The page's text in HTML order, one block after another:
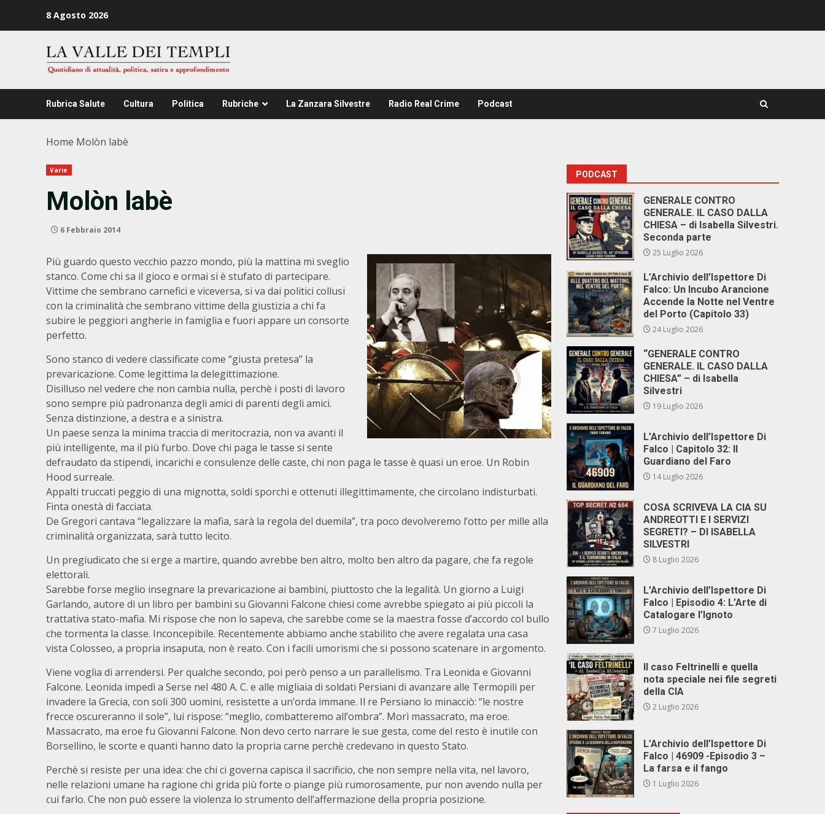
8 Agosto 2026
Rubrica Salute Cultura Politica Rubriche La Zanzara Silvestre Radio Real Crime Podcast
Home Molòn labè
Varie
Molòn labè
6 Febbraio 2014
Più guardo questo vecchio pazzo mondo, più la mattina mi sveglio
stanco. Come chi sa il gioco e ormai si è stufato di partecipare.
Vittime che sembrano carnefici e viceversa, si va dai politici collusi
con la criminalità che sembrano vittime della giustizia a chi fa
subire le peggiori angherie in famiglia e fuori appare un consorte
perfetto.
Sono stanco di vedere classificate come “giusta pretesa” la
prevaricazione. Come legittima la delegittimazione.
Disilluso nel vedere che non cambia nulla, perchè i posti di lavoro
sono sempre più padronanza degli amici di parenti degli amici.
Senza distinzione, a destra e a sinistra.
Un paese senza la minima traccia di meritocrazia, non va avanti il
più intelligente, ma il più furbo. Dove chi paga le tasse si sente
defraudato da stipendi, incarichi e consulenze delle caste, chi non paga le tasse è quasi un eroe. Un Robin
Hood surreale.
Appalti truccati peggio di una mignotta, soldi sporchi e ottenuti illegittimamente, che circolano indisturbati.
Finta onestà di facciata.
De Gregori cantava “legalizzare la mafia, sarà la regola del duemila”, tra poco devolveremo l’otto per mille alla
criminalità organizzata, sarà tutto lecito.
Un pregiudicato che si erge a martire, quando avrebbe ben altro, molto ben altro da pagare, che fa regole
elettorali.
Sarebbe forse meglio insegnare la prevaricazione ai bambini, piuttosto che la legalità. Un giorno a Luigi
Garlando, autore di un libro per bambini su Giovanni Falcone chiesi come avrebbe spiegato ai più piccoli la
trattativa stato-mafia. Mi rispose che non lo sapeva, che sarebbe come se la maestra fosse d’accordo col bullo
che tormenta la classe. Inconcepibile. Recentemente abbiamo anche stabilito che avere regalata una casa
vista Colosseo, a propria insaputa, non è reato. Con i facili umorismi che si possono scatenare in argomento.
Viene voglia di arrendersi. Per qualche secondo, poi però penso a un parallelismo. Tra Leonida e Giovanni
Falcone. Leonida impedì a Serse nel 480 A. C. e alle migliaia di soldati Persiani di avanzare alle Termopili per
invadere la Grecia, con soli 300 uomini, resistette a un’orda immane. Il re Persiano lo minacciò: “le nostre
frecce oscureranno il sole”, lui rispose: “meglio, combatteremo all’ombra”. Morì massacrato, ma eroe.
Massacrato, ma eroe fu Giovanni Falcone. Non devo certo narrare le sue gesta, come del resto è inutile con
Borsellino, le scorte e quanti hanno dato la propria carne perchè credevano in questo Stato.
Perchè si resiste per una idea: che chi ci governa capisca il sacrificio, che non sempre nella vita, nel lavoro,
nelle relazioni umane ha ragione chi grida più forte o piange più rumorosamente, pur non avendo nulla per
cui farlo. Che non può essere la violenza lo strumento dell’affermazione della propria posizione.
PODCAST
GENERALE CONTRO
GENERALE. IL CASO DALLA
CHIESA – di Isabella Silvestri.
Seconda parte
25 Luglio 2026
L’Archivio dell’Ispettore Di
Falco: Un Incubo Arancione
Accende la Notte nel Ventre
del Porto (Capitolo 33)
24 Luglio 2026
“GENERALE CONTRO
GENERALE. IL CASO DALLA
CHIESA” – di Isabella
Silvestri
19 Luglio 2026
L’Archivio dell’Ispettore Di
Falco | Capitolo 32: Il
Guardiano del Faro
14 Luglio 2026
COSA SCRIVEVA LA CIA SU
ANDREOTTI E I SERVIZI
SEGRETI? – DI ISABELLA
SILVESTRI
8 Luglio 2026
L’Archivio dell’Ispettore Di
Falco | Episodio 4: L’Arte di
Catalogare l’Ignoto
7 Luglio 2026
Il caso Feltrinelli e quella
nota speciale nei file segreti
della CIA
2 Luglio 2026
L’Archivio dell’Ispettore Di
Falco | 46909 -Episodio 3 –
La farsa e il fango
1 Luglio 2026